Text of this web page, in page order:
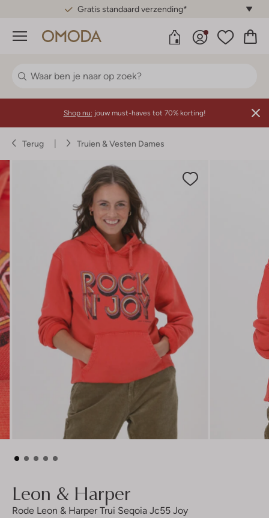
Gratis standaard verzending*
Menu
Shop nu: jouw must-haves tot 70% korting!
Terug Truien & Vesten Dames
Leon & Harper
Rode Leon & Harper Trui Seqoia Jc55 Joy